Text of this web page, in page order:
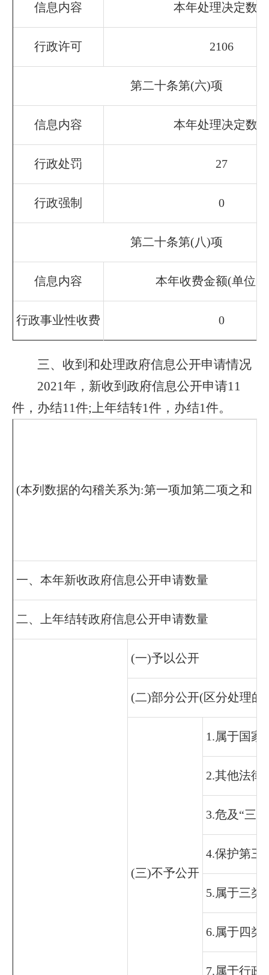
信息内容 本年处理决定数量
行政许可 2106
第二十条第(六)项
信息内容 本年处理决定数量
行政处罚 27
行政强制 0
第二十条第(八)项
信息内容 本年收费金额(单位:
行政事业性收费 0
三、收到和处理政府信息公开申请情况
2021年，新收到政府信息公开申请11
件，办结11件;上年结转1件，办结1件。
(本列数据的勾稽关系为:第一项加第二项之和
一、本年新收政府信息公开申请数量
二、上年结转政府信息公开申请数量
(一)予以公开
(二)部分公开(区分处理
(三)不予公开
1.属于国家
2.其他法律
3.危及“三
4.保护第三
5.属于三类
6.属于四类
7.属于行政